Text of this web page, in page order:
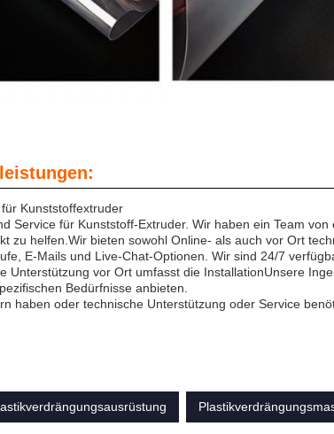
Kunststoffextruder
Service für Kunststoff-Extruder. Wir haben ein Team
zu helfen.Wir bieten sowohl Online- als auch vor Ort
E-Mails und Live-Chat-Optionen. Wir sind 24/7
Unterstützung vor Ort umfasst die InstallationUnsere
Bedürfnisse anbieten.
haben oder technische Unterstützung oder Service